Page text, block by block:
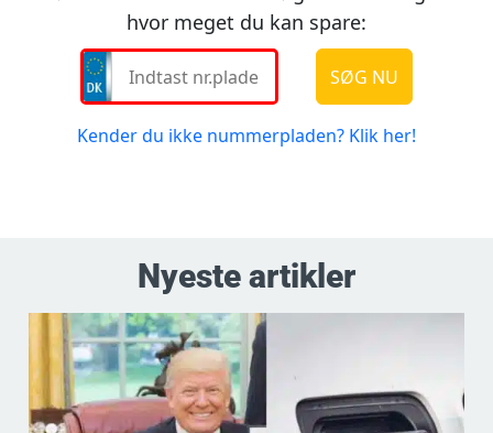
Nyeste artikler